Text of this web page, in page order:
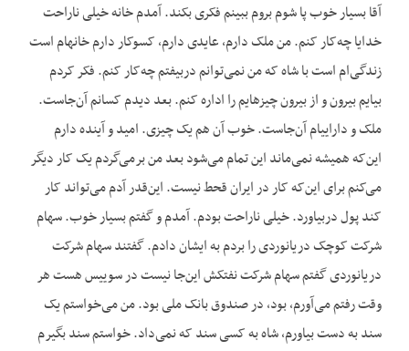
آقا بسیار خوب پا شوم بروم ببینم فکری بکند. آمدم خانه خیلی ناراحت
خدایا چه‌کار کنم. من ملک دارم، عایدی دارم، کس‎وکار دارم خانه‎ام است
زندگی‌ام است با شاه که من نمی‌توانم دربیفتم چه‌کار کنم. فکر کردم
بیایم بیرون و از بیرون چیزهایم را اداره کنم. بعد دیدم کسانم آن‌جاست.
ملک و دارایی‎ام آن‌جاست. خوب آن هم یک چیزی. امید و آینده دارم
این‌که همیشه نمی‌ماند این تمام می‌شود بعد من برمی‌گردم یک کار دیگر
می‌کنم برای این‌که کار در ایران قحط نیست. این‌قدر آدم می‌تواند کار
کند پول دربیاورد. خیلی ناراحت بودم. آمدم و گفتم بسیار خوب. سهام
شرکت کوچک دریانوردی را بردم به ایشان دادم. گفتند سهام شرکت
دریانوردی گفتم سهام شرکت نفتکش این‌جا نیست در سوییس هست هر
وقت رفتم می‌آورم، بود، در صندوق بانک ملی بود. من می‌خواستم یک
سند به دست بیاورم، شاه به کسی سند که نمی‌داد. خواستم سند بگیرم